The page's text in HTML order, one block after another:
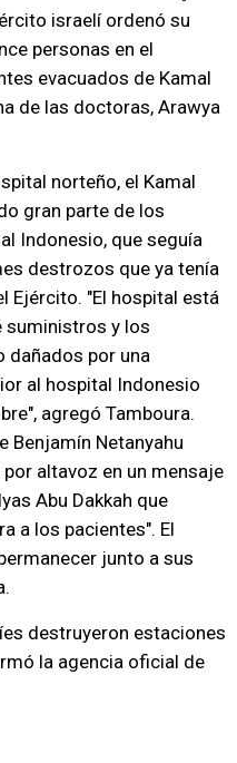
israelí ordenó su
personas en el
evacuados de Kamal
de las doctoras, Arawya
norteño, el Kamal
gran parte de los
Indonesio, que seguía
destrozos que ya tenía
Ejército. "El hospital está
suministros y los
dañados por una
al hospital Indonesio
agregó Tamboura.
Benjamín Netanyahu
altavoz en un mensaje
Abu Dakkah que
a los pacientes". El
junto a sus
destruyeron estaciones
la agencia oficial de